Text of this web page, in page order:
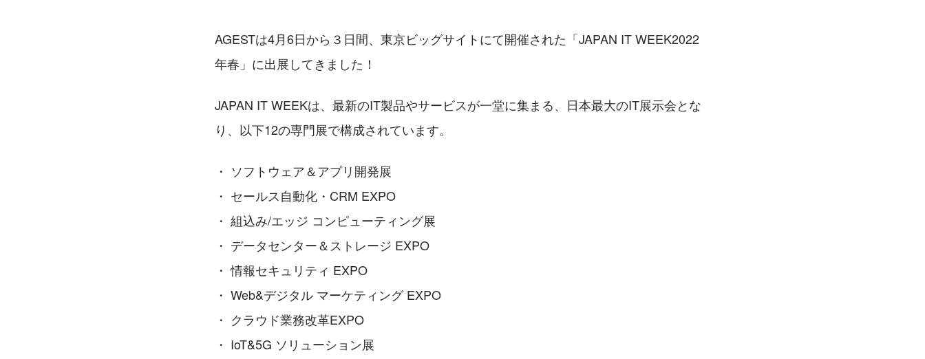
AGESTは4月6日から３日間、東京ビッグサイトにて開催された「JAPAN IT WEEK2022
年春」に出展してきました！
JAPAN IT WEEKは、最新のIT製品やサービスが一堂に集まる、日本最大のIT展示会とな
り、以下12の専門展で構成されています。
・ ソフトウェア＆アプリ開発展
・ セールス自動化・CRM EXPO
・ 組込み/エッジ コンピューティング展
・ データセンター＆ストレージ EXPO
・ 情報セキュリティ EXPO
・ Web&デジタル マーケティング EXPO
・ クラウド業務改革EXPO
・ IoT&5G ソリューション展